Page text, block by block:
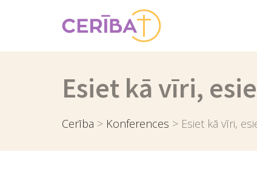
Esiet kā vīri,
Cerība > Konferences > Esiet kā vīri,